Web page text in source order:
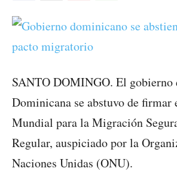
SANTO DOMINGO. El gobierno
Dominicana se abstuvo de firmar
Mundial para la Migración
Regular, auspiciado por la
Naciones Unidas (ONU).